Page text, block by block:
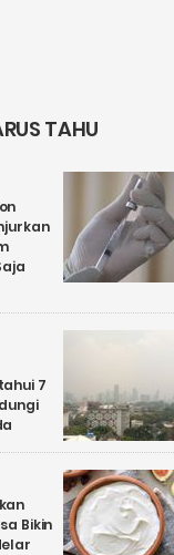
TAHU
7
Bikin